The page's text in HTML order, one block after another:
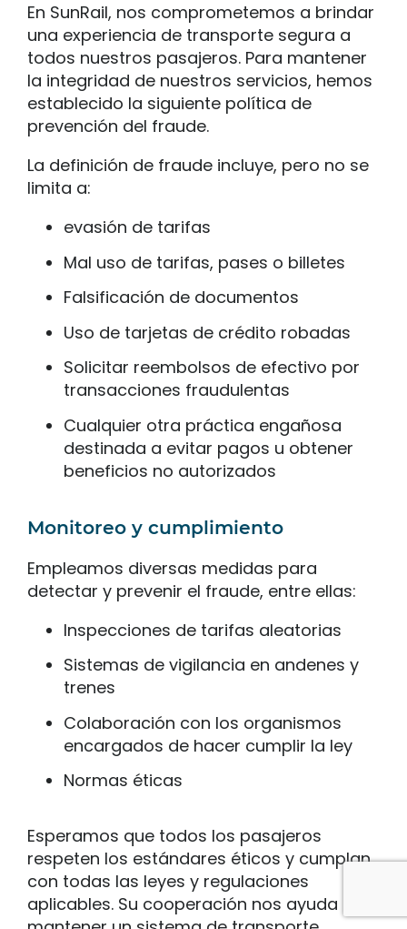
En SunRail, nos comprometemos a brindar
una experiencia de transporte segura a
todos nuestros pasajeros. Para mantener
la integridad de nuestros servicios, hemos
establecido la siguiente política de
prevención del fraude.
La definición de fraude incluye, pero no se
limita a:
evasión de tarifas
Mal uso de tarifas, pases o billetes
Falsificación de documentos
Uso de tarjetas de crédito robadas
Solicitar reembolsos de efectivo por
transacciones fraudulentas
Cualquier otra práctica engañosa
destinada a evitar pagos u obtener
beneficios no autorizados
Monitoreo y cumplimiento
Empleamos diversas medidas para
detectar y prevenir el fraude, entre ellas:
Inspecciones de tarifas aleatorias
Sistemas de vigilancia en andenes y
trenes
Colaboración con los organismos
encargados de hacer cumplir la ley
Normas éticas
Esperamos que todos los pasajeros
respeten los estándares éticos y cumplan
con todas las leyes y regulaciones
aplicables. Su cooperación nos ayuda a